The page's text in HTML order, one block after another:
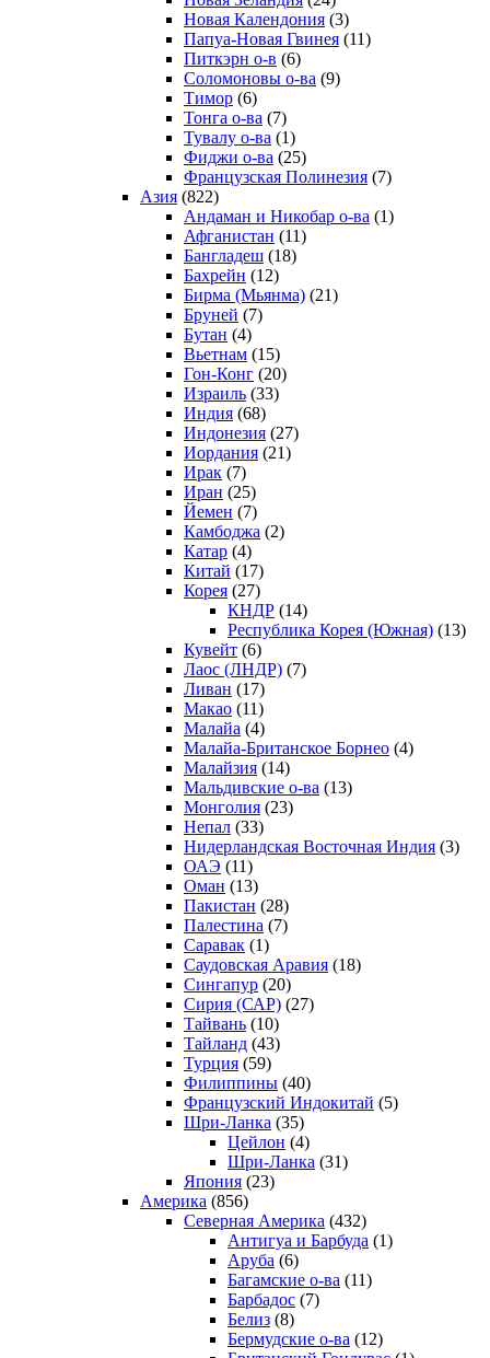
Новая Календония (3)
Папуа-Новая Гвинея (11)
Питкэрн о-в (6)
Соломоновы о-ва (9)
Тимор (6)
Тонга о-ва (7)
Тувалу о-ва (1)
Фиджи о-ва (25)
Французская Полинезия (7)
Азия (822)
Андаман и Никобар о-ва (1)
Афганистан (11)
Бангладеш (18)
Бахрейн (12)
Бирма (Мьянма) (21)
Бруней (7)
Бутан (4)
Вьетнам (15)
Гон-Конг (20)
Израиль (33)
Индия (68)
Индонезия (27)
Иордания (21)
Ирак (7)
Иран (25)
Йемен (7)
Камбоджа (2)
Катар (4)
Китай (17)
Корея (27)
КНДР (14)
Республика Корея (Южная) (13)
Кувейт (6)
Лаос (ЛНДР) (7)
Ливан (17)
Макао (11)
Малайа (4)
Малайа-Британское Борнео (4)
Малайзия (14)
Мальдивские о-ва (13)
Монголия (23)
Непал (33)
Нидерландская Восточная Индия (3)
ОАЭ (11)
Оман (13)
Пакистан (28)
Палестина (7)
Саравак (1)
Саудовская Аравия (18)
Сингапур (20)
Сирия (САР) (27)
Тайвань (10)
Тайланд (43)
Турция (59)
Филиппины (40)
Французский Индокитай (5)
Шри-Ланка (35)
Цейлон (4)
Шри-Ланка (31)
Япония (23)
Америка (856)
Северная Америка (432)
Антигуа и Барбуда (1)
Аруба (6)
Багамские о-ва (11)
Барбадос (7)
Белиз (8)
Бермудские о-ва (12)